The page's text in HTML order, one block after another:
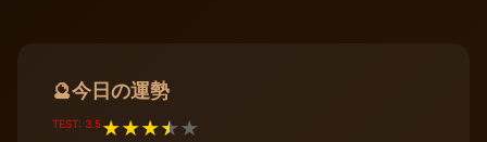
🔮今日の運勢
TEST: 3.5★★★★★